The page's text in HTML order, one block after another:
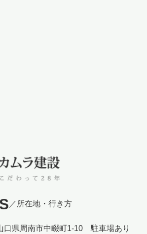
／所在地・行き方
県周南市中畷町1-10 駐車場あり